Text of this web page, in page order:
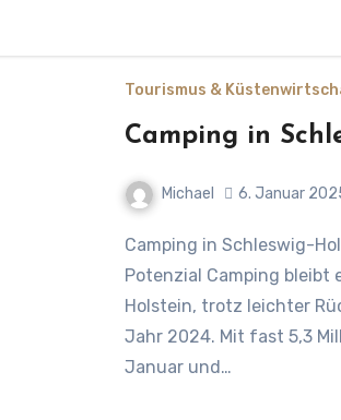
Tourismus &
Camping in
Michael 6. Januar
Camping in Schleswig-Holstein: Beliebt, flexibel und voller
Potenzial Camping bleibt
Holstein, trotz leichter
Jahr 2024. Mit fast 5,3
Januar und…